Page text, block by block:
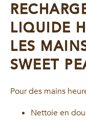
LIQUIDE
LES
SWEET
Pour des mains
Nettoie en